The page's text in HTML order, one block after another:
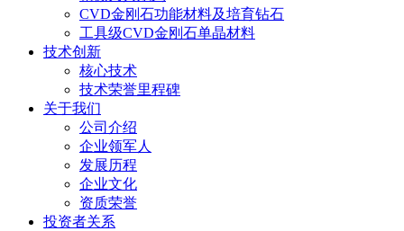
CVD金刚石功能材料及培育钻石
工具级CVD金刚石单晶材料
技术创新
核心技术
技术荣誉里程碑
关于我们
公司介绍
企业领军人
发展历程
企业文化
资质荣誉
投资者关系